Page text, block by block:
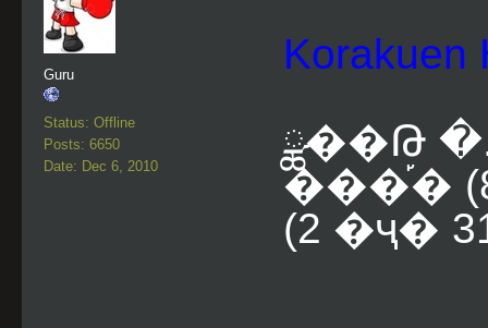
Guru
Status: Offline
Posts: 6650
Date: Dec 6, 2010
ྪ��Թ
(8 ¡)
(2 �ҷ�